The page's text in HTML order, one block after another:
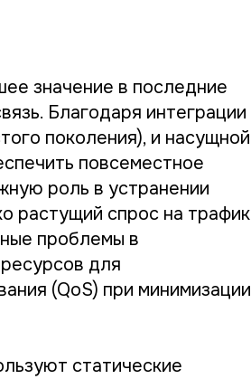
значение в последние
Благодаря интеграции
поколения), и насущной
повсеместное
роль в устранении
растущий спрос на трафик
проблемы в
для
(QoS) при минимизации
статические